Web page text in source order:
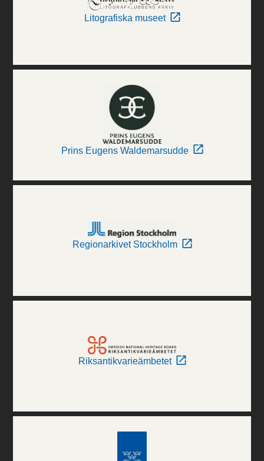
Litografiska museet
Prins Eugens Waldemarsudde
Regionarkivet Stockholm
Riksantikvarieämbetet